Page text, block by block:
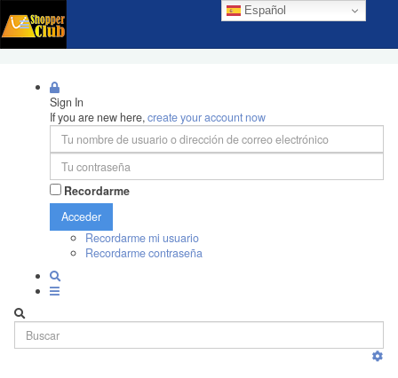
Español
Sign In
If you are new here,create your account now
Recordarme
Acceder
Recordarme mi usuario
Recordarme contraseña